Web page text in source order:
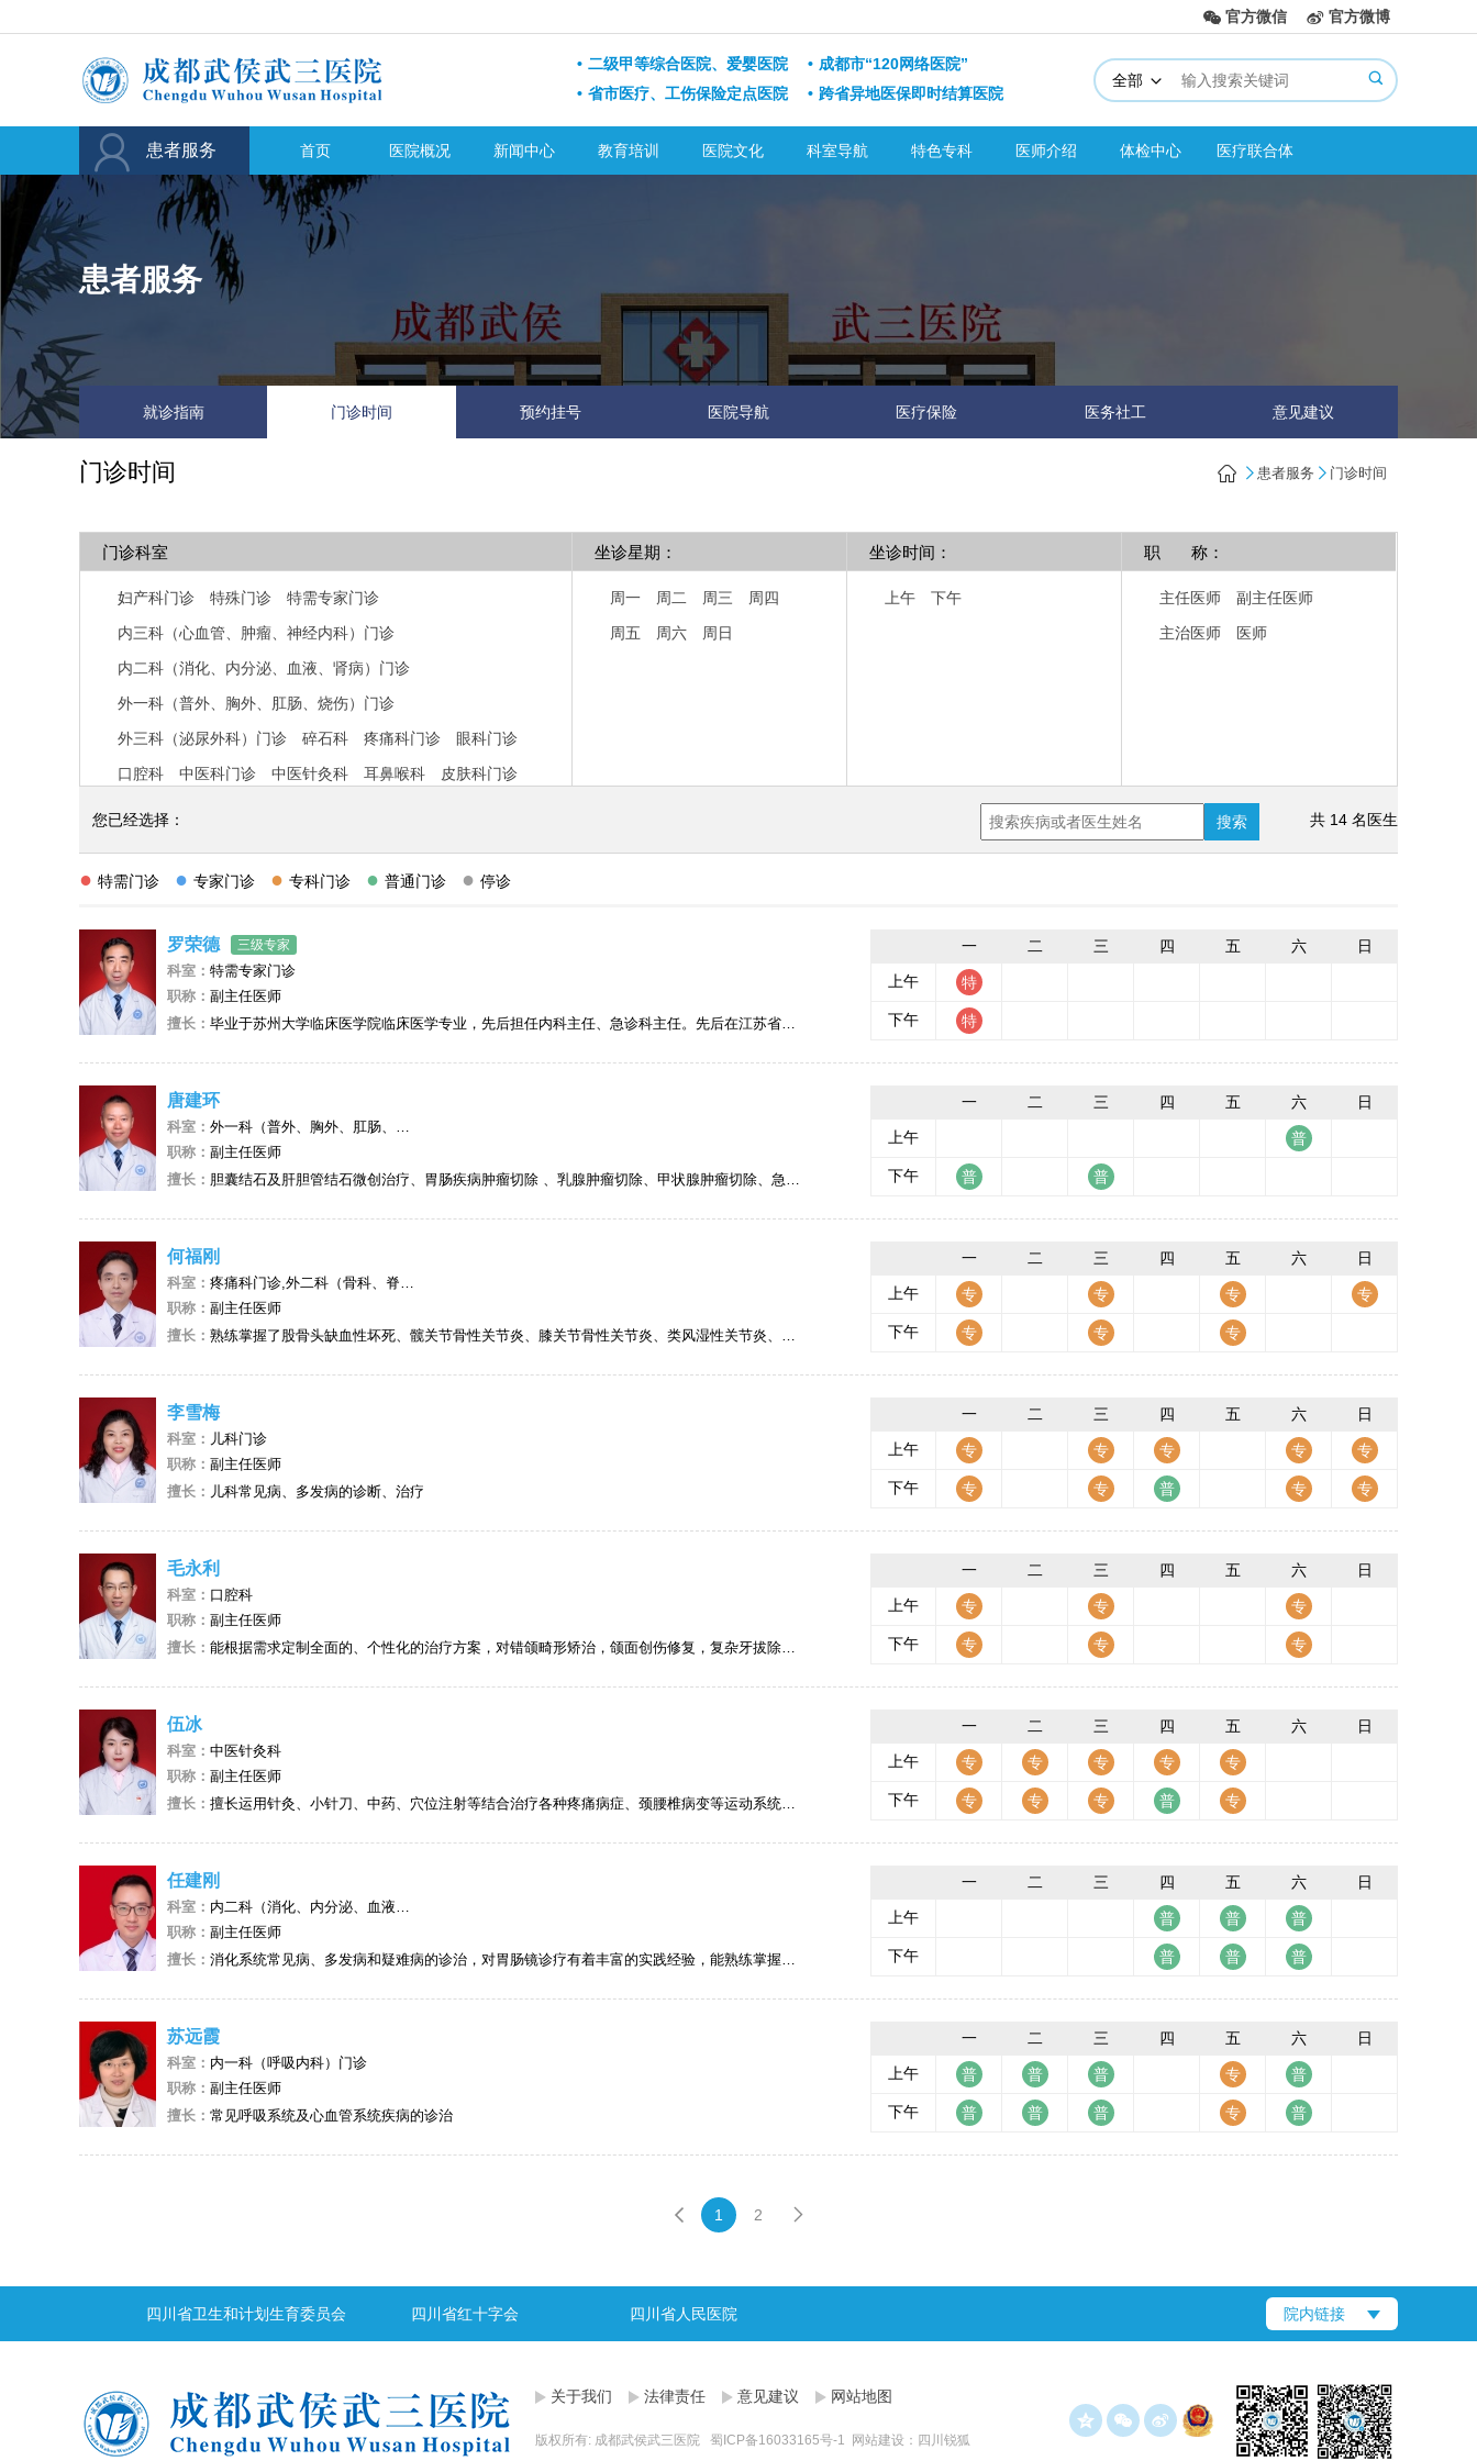
 官方微信  官方微博
二级甲等综合医院、爱婴医院
成都市“120网络医院”
省市医疗、工伤保险定点医院
跨省异地医保即时结算医院
全部  
 患者服务 首页 医院概况 新闻中心 教育培训 医院文化 科室导航 特色专科 医师介绍 体检中心 医疗联合体
患者服务
就诊指南 门诊时间 预约挂号 医院导航 医疗保险 医务社工 意见建议
门诊时间   患者服务  门诊时间
门诊科室
妇产科门诊 特殊门诊
特需专家门诊
内三科（心血管、肿瘤、神经内科）门诊
内二科（消化、内分泌、血液、肾病）门诊
外一科（普外、胸外、肛肠、烧伤）门诊
外三科（泌尿外科）门诊
碎石科 疼痛科门诊
眼科门诊
口腔科
中医科门诊 中医针灸科 耳鼻喉科
皮肤科门诊
儿科门诊
坐诊星期：
周一 周二 周三
周四
周五
周六 周日
坐诊时间：
上午 下午
职 称：
主任医师
副主任医师
主治医师
医师
您已经选择： 共 14 名医生
搜索
● 特需门诊 ● 专家门诊 ● 专科门诊 ● 普通门诊 ● 停诊
罗荣德 三级专家
科室： 特需专家门诊
职称： 副主任医师
擅长： 毕业于苏州大学临床医学院临床医学专业，先后担任内科主任、急诊科主任。先后在江苏省血液研究所苏州大学临床医学院附属医院血液科、华西医科大学附属医院急诊科、呼吸重症医学科进修学习。发表学术论文多篇，具有丰富的临床工作经验。 专业特长：擅长于危急重症和血液专科疾病的处置。
一 二 三 四 五 六
日
上午
下午
唐建环
科室： 外一科（普外、胸外、肛肠、烧伤）门诊
职称： 副主任医师
擅长： 胆囊结石及肝胆管结石微创治疗、胃肠疾病肿瘤切除 、乳腺肿瘤切除、甲状腺肿瘤切除、急性胰腺炎的综合治疗等。独立完成普外科一级、二级、三级及四级手术；胸外科一级及二级手术。尤其擅长腹腔肿瘤（如胃癌、大肠癌等）、甲状腺肿瘤、乳腺肿瘤、肝胆管结石等的手术治疗，临床疗效显著，深受广大患者认可和信赖。对创伤急救、胸腹联合伤的救治也有较深造诣，临床经验丰富。
一 二 三 四 五 六
日
上午
下午
何福刚
科室： 疼痛科门诊,外二科（骨科、脊柱外科）门诊
职称： 副主任医师
擅长： 熟练掌握了股骨头缺血性坏死、髋关节骨性关节炎、膝关节骨性关节炎、类风湿性关节炎、痛风性关节炎、强直性脊柱炎、骨肿瘤、骨质疏松症、颈椎病、腰椎间盘突出症、腰椎管狭窄症、腰椎滑脱症及退变性腰椎侧弯、带状疱疹、三叉神经痛、偏头痛等疾病的诊治，并有独特的治疗方法；应用PKP、PVP、激光、射频、等离子、臭氧、小针刀、骨减压术、神经阻滞、封闭等方法治疗各种急、慢性疼痛，取得了很好的疗效及口碑。
一 二 三 四 五 六
日
上午
下午
李雪梅
科室： 儿科门诊
职称： 副主任医师
擅长： 儿科常见病、多发病的诊断、治疗
一 二 三 四 五 六
日
上午
下午
毛永利
科室： 口腔科
职称： 副主任医师
擅长： 能根据需求定制全面的、个性化的治疗方案，对错颌畸形矫治，颌面创伤修复，复杂牙拔除，老年无牙合修复，牙体牙髓病及种植修复有独到的见解。
一 二 三 四 五 六
日
上午
下午
伍冰
科室： 中医针灸科
职称： 副主任医师
擅长： 擅长运用针灸、小针刀、中药、穴位注射等结合治疗各种疼痛病症、颈腰椎病变等运动系统疾病、骨性关节炎、肩周炎、腱鞘炎、骨质疏松症、脑卒中后遗症、面瘫、面肌痉挛、三叉神经痛、耳鸣、带状疱疹后遗神经痛等疾病。尤其对脑卒中后遗症期的康复、颈腰椎疾病、膝关节骨性关节炎、面瘫、面肌痉挛、带状疱疹后遗神经痛、失眠、亚健康调理等有较为深入的研究。
一 二 三 四 五 六
日
上午
下午
任建刚
科室： 内二科（消化、内分泌、血液、肾病）门诊
职称： 副主任医师
擅长： 消化系统常见病、多发病和疑难病的诊治，对胃肠镜诊疗有着丰富的实践经验，能熟练掌握消化胃肠镜操作技术，开展无痛及普通胃肠镜常规检查，早期胃肠道肿瘤筛查，内镜下息肉切除术，镜下止血、EMR等镜下治疗技术，目前已行胃肠镜检查及镜下治疗近两万例。
一 二 三 四 五 六
日
上午
下午
苏远霞
科室： 内一科（呼吸内科）门诊
职称： 副主任医师
擅长： 常见呼吸系统及心血管系统疾病的诊治
一 二 三 四 五 六
日
上午
下午
1 2
四川省卫生和计划生育委员会 四川省红十字会 四川省人民医院 院内链接
关于我们 法律责任 意见建议 网站地图
版权所有: 成都武侯武三医院 蜀ICP备16033165号-1 网站建设： 四川锐狐
  